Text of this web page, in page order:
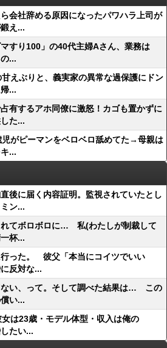
会社辞める原因になったパワハラ上司が
え...
すり100」の40代主婦Aさん、業務は
...
えぶりと、義実家の異常な過保護にドン
...
有するアホ同僚に激怒！カゴも置かずに
た...
がピーマンをベロベロ舐めてた→母親は
...
後に届く内容証明。監視されていたとし
ン...
れてボロボロに… 私(わたしが制裁して
杯...
った。 彼父「本当にコイツでいい
反対な...
ない、って。そして調べた結果は… この
い...
は23歳・モデル体型・収入は俺の
たい...